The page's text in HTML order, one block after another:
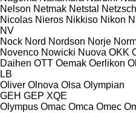
Nelson Netmak Netstal Netzsch
Nicolas Nieros Nikkiso Nikon
NV
Nock Nord Nordson Norje
Novenco Nowicki Nuova OKK
Daihen OTT Oemak Oerlikon
LB
Oliver Olnova Olsa Olympian
GEH GEP XQE
Olympus Omac Omca Omec